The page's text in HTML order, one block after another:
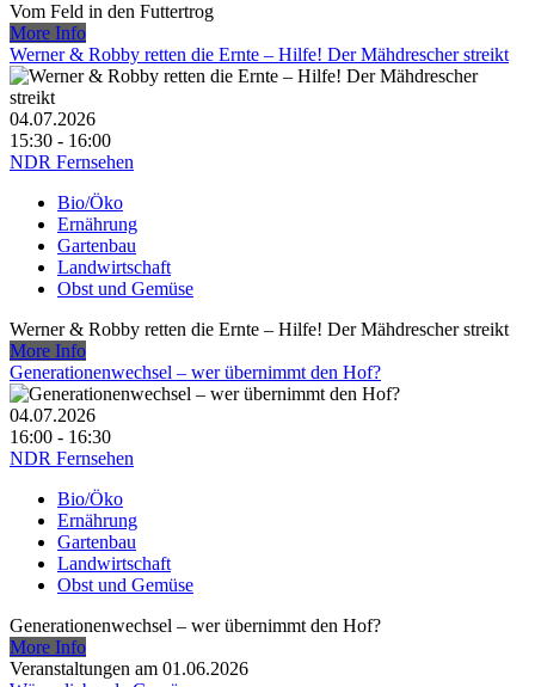
Vom Feld in den Futtertrog
More Info
Werner & Robby retten die Ernte – Hilfe! Der Mähdrescher streikt
04.07.2026
15:30 - 16:00
NDR Fernsehen
Bio/Öko
Ernährung
Gartenbau
Landwirtschaft
Obst und Gemüse
Werner & Robby retten die Ernte – Hilfe! Der Mähdrescher streikt
More Info
Generationenwechsel – wer übernimmt den Hof?
04.07.2026
16:00 - 16:30
NDR Fernsehen
Bio/Öko
Ernährung
Gartenbau
Landwirtschaft
Obst und Gemüse
Generationenwechsel – wer übernimmt den Hof?
More Info
Veranstaltungen am 01.06.2026